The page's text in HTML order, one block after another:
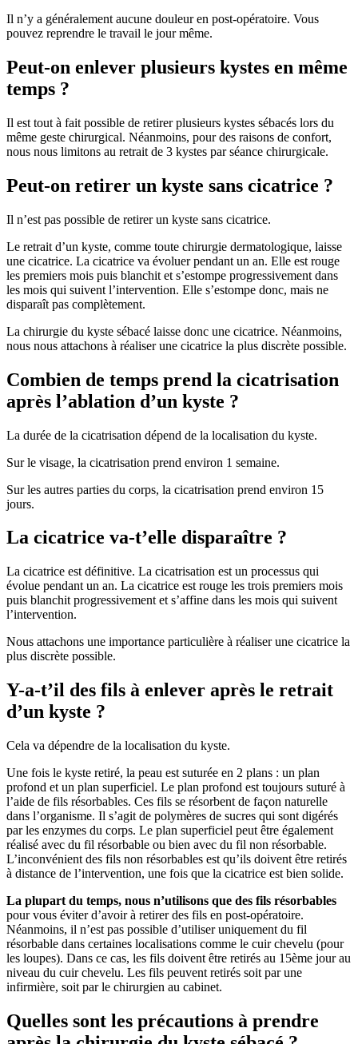
Il n’y a généralement aucune douleur en post-opératoire. Vous
pouvez reprendre le travail le jour même.
Peut-on enlever plusieurs kystes en même
temps ?
Il est tout à fait possible de retirer plusieurs kystes sébacés lors du
même geste chirurgical. Néanmoins, pour des raisons de confort,
nous nous limitons au retrait de 3 kystes par séance chirurgicale.
Peut-on retirer un kyste sans cicatrice ?
Il n’est pas possible de retirer un kyste sans cicatrice.
Le retrait d’un kyste, comme toute chirurgie dermatologique, laisse
une cicatrice. La cicatrice va évoluer pendant un an. Elle est rouge
les premiers mois puis blanchit et s’estompe progressivement dans
les mois qui suivent l’intervention. Elle s’estompe donc, mais ne
disparaît pas complètement.
La chirurgie du kyste sébacé laisse donc une cicatrice. Néanmoins,
nous nous attachons à réaliser une cicatrice la plus discrète possible.
Combien de temps prend la cicatrisation
après l’ablation d’un kyste ?
La durée de la cicatrisation dépend de la localisation du kyste.
Sur le visage, la cicatrisation prend environ 1 semaine.
Sur les autres parties du corps, la cicatrisation prend environ 15
jours.
La cicatrice va-t’elle disparaître ?
La cicatrice est définitive. La cicatrisation est un processus qui
évolue pendant un an. La cicatrice est rouge les trois premiers mois
puis blanchit progressivement et s’affine dans les mois qui suivent
l’intervention.
Nous attachons une importance particulière à réaliser une cicatrice la
plus discrète possible.
Y-a-t’il des fils à enlever après le retrait
d’un kyste ?
Cela va dépendre de la localisation du kyste.
Une fois le kyste retiré, la peau est suturée en 2 plans : un plan
profond et un plan superficiel. Le plan profond est toujours suturé à
l’aide de fils résorbables. Ces fils se résorbent de façon naturelle
dans l’organisme. Il s’agit de polymères de sucres qui sont digérés
par les enzymes du corps. Le plan superficiel peut être également
réalisé avec du fil résorbable ou bien avec du fil non résorbable.
L’inconvénient des fils non résorbables est qu’ils doivent être retirés
à distance de l’intervention, une fois que la cicatrice est bien solide.
La plupart du temps, nous n’utilisons que des fils résorbables
pour vous éviter d’avoir à retirer des fils en post-opératoire.
Néanmoins, il n’est pas possible d’utiliser uniquement du fil
résorbable dans certaines localisations comme le cuir chevelu (pour
les loupes). Dans ce cas, les fils doivent être retirés au 15ème jour au
niveau du cuir chevelu. Les fils peuvent retirés soit par une
infirmière, soit par le chirurgien au cabinet.
Quelles sont les précautions à prendre